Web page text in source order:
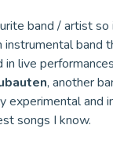
band / artist
band
live
, another
experimental and
songs I know.